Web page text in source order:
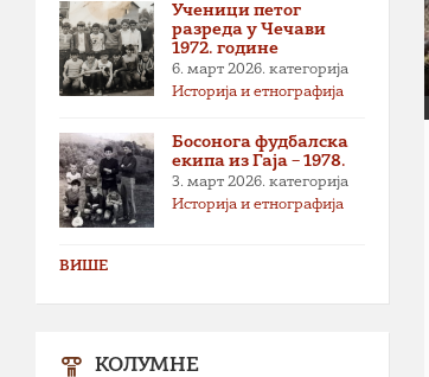
Ученици петог
разреда у Чечави
1972. године
6. март 2026. категорија
Историја и етнографија
Босонога фудбалска
екипа из Гаја – 1978.
3. март 2026. категорија
Историја и етнографија
ВИШЕ
КОЛУМНЕ